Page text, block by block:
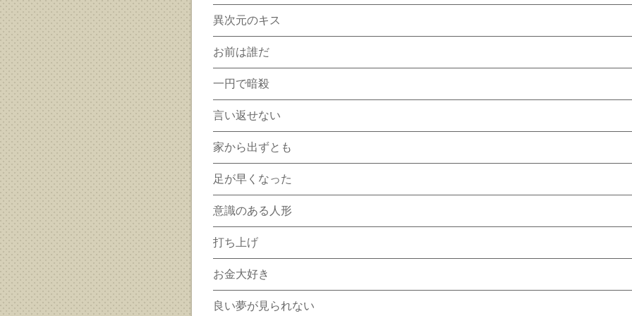
異次元のキス
お前は誰だ
一円で暗殺
言い返せない
家から出ずとも
足が早くなった
意識のある人形
打ち上げ
お金大好き
良い夢が見られない